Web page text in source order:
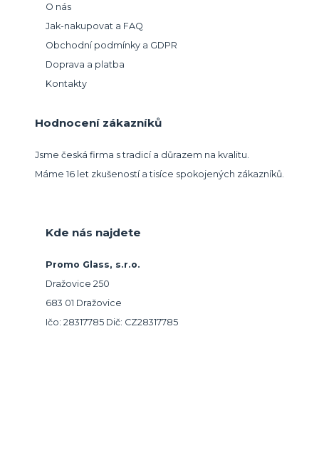
O nás
Jak-nakupovat a FAQ
Obchodní podmínky a GDPR
Doprava a platba
Kontakty
Hodnocení zákazníků
Jsme česká firma s tradicí a důrazem na kvalitu.
Máme 16 let zkušeností a tisíce spokojených zákazníků.
Kde nás najdete
Promo Glass, s.r.o.
Dražovice 250
683 01 Dražovice
Ičo: 28317785 Dič: CZ28317785